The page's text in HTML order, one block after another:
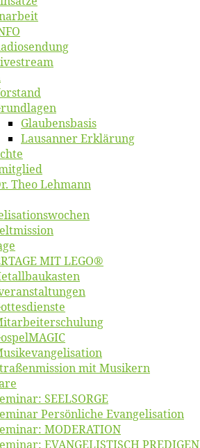
Glaubens­ba­sis
Lausan­ner Erklärung
Theo Lehmann
MIT LEGO®
mit Musikern
SEELSORGE
Per­sön­li­che Evangelisation
MODERATION
EVANGELISTISCH PREDIGEN